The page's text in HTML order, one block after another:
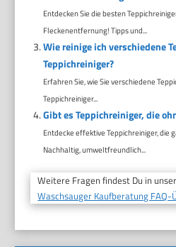
Entdecken Sie die besten
Fleckenentfernung! Tipps und...
Wie reinige ich verschiedene
Teppichreiniger?
Erfahren Sie, wie Sie verschiedene
Teppichreiniger...
Gibt es Teppichreiniger, die
Entdecke effektive Teppichreiniger, die
Nachhaltig, umweltfreundlich...
Weitere Fragen findest Du in
Waschsauger Kaufberatung FAQ-